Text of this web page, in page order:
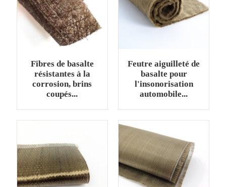
Fibres de basalte
résistantes à la
corrosion, brins
coupés...
Feutre aiguilleté de
basalte pour
l'insonorisation
automobile...